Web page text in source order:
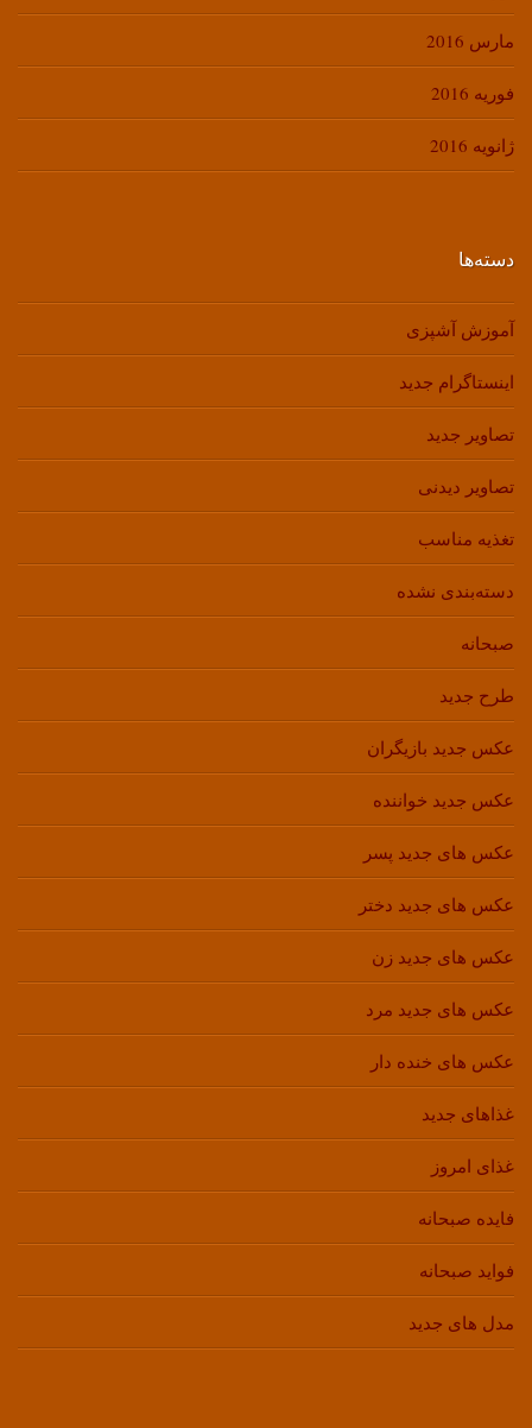
مارس 2016
فوریه 2016
ژانویه 2016
دسته‌ها
آموزش آشپزی
اینستاگرام جدید
تصاویر جدید
تصاویر دیدنی
تغذیه مناسب
دسته‌بندی نشده
صبحانه
طرح جدید
عکس جدید بازیگران
عکس جدید خواننده
عکس های جدید پسر
عکس های جدید دختر
عکس های جدید زن
عکس های جدید مرد
عکس های خنده دار
غذاهای جدید
غذای امروز
فایده صبحانه
فواید صبحانه
مدل های جدید